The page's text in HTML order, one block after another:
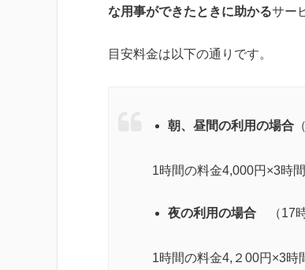
な用事ができたときに助かるサー
目安料金は以下の通りです。
朝、昼間の利用の場合
1時間の料金4,000円×3時
夜の利用の場合 （17時
1時間の料金4,２00円×3時